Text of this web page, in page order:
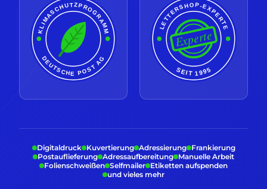
KLIMASCHUTZPROGRAMM
DEUTSCHE POST AG
LETTERSHOP-EXPERTE
SEIT 1995
Experte
Digitaldruck Kuvertierung Adressierung Frankierung
Postauflieferung Adressaufbereitung Manuelle Arbeit
Folienschweißen Selfmailer Etiketten aufspenden
und vieles mehr